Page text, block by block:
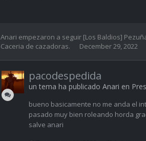
Anari empezaron a seguir [Los Baldios]
Caceria de cazadoras.
December 29, 2022
pacodespedida
un tema ha publicado Anari en
bueno basicamente no me anda el
pasado muy bien roleando horda
salve anari